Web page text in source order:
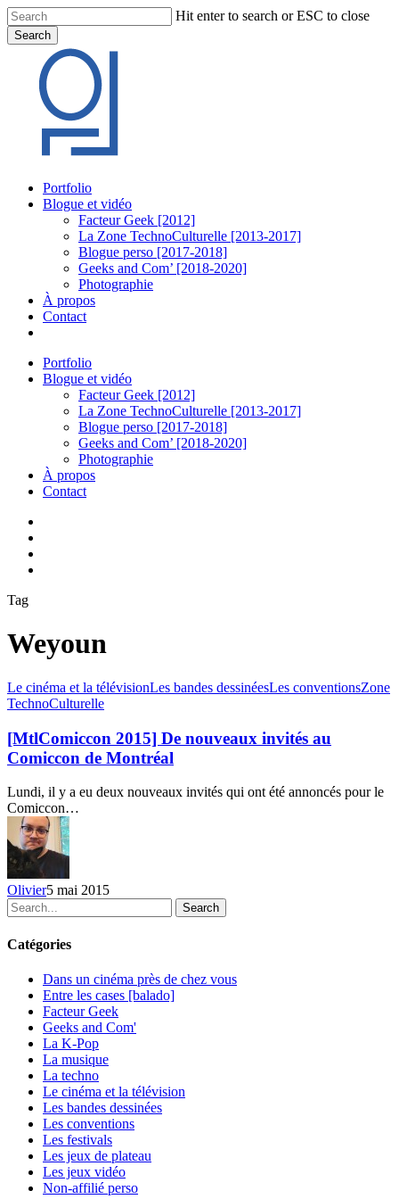
Skip
to
main
content
Hit enter to search or ESC to close
Search
Search
Menu
Portfolio
Blogue et vidéo
Facteur Geek [2012]
La Zone TechnoCulturelle [2013-2017]
Blogue perso [2017-2018]
Geeks and Com’ [2018-2020]
Photographie
À propos
Contact
Portfolio
Blogue et vidéo
Facteur Geek [2012]
La Zone TechnoCulturelle [2013-2017]
Blogue perso [2017-2018]
Geeks and Com’ [2018-2020]
Photographie
À propos
Contact
Tag
Weyoun
[MtlComiccon
2015]
nouveaux
invités
au
de
Montréal
Le cinéma et la télévisionLes bandes dessinéesLes conventionsZone
TechnoCulturelle
[MtlComiccon 2015] De nouveaux invités au
Comiccon de Montréal
Lundi, il y a eu deux nouveaux invités qui ont été annoncés pour le
Comiccon…
Olivier5 mai 2015
Search
Catégories
Dans un cinéma près de chez vous
Entre les cases [balado]
Facteur Geek
Geeks and Com'
La K-Pop
La musique
La techno
Le cinéma et la télévision
Les bandes dessinées
Les conventions
Les festivals
Les jeux de plateau
Les jeux vidéo
Non-affilié perso